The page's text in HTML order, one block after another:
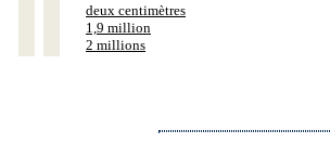
deux centimètres
1,9 million
2 millions